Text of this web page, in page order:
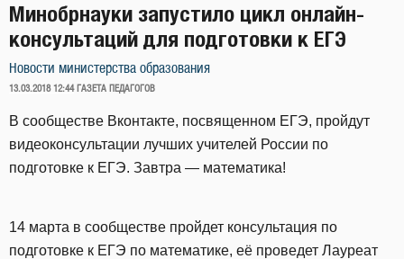
Минобрнауки запустило цикл онлайн-
консультаций для подготовки к ЕГЭ
Новости министерства образования
ОПУБЛИКОВАНО
13.03.2018 12:44 ГАЗЕТА ПЕДАГОГОВ
В сообществе Вконтакте, посвященном ЕГЭ, пройдут
видеоконсультации лучших учителей России по
подготовке к ЕГЭ. Завтра — математика!
14 марта в сообществе пройдет консультация по
подготовке к ЕГЭ по математике, её проведет Лауреат